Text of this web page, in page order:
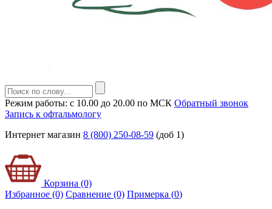
Режим работы: с 10.00 до 20.00 по МСК Обратный звонок
Запись к офтальмологу
Интернет магазин 8 (800) 250-08-59 (доб 1)
Корзина (0)
Избранное (0) Сравнение (0) Примерка (0)